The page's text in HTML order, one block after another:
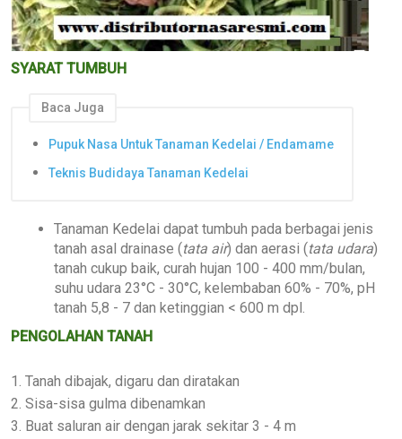
SYARAT TUMBUH
Baca Juga
Pupuk Nasa Untuk Tanaman Kedelai / Endamame
Teknis Budidaya Tanaman Kedelai
Tanaman Kedelai dapat tumbuh pada berbagai jenis
tanah asal drainase (tata air) dan aerasi (tata udara)
tanah cukup baik, curah hujan 100 - 400 mm/bulan,
suhu udara 23°C - 30°C, kelembaban 60% - 70%, pH
tanah 5,8 - 7 dan ketinggian < 600 m dpl.
PENGOLAHAN TANAH
1. Tanah dibajak, digaru dan diratakan
2. Sisa-sisa gulma dibenamkan
3. Buat saluran air dengan jarak sekitar 3 - 4 m